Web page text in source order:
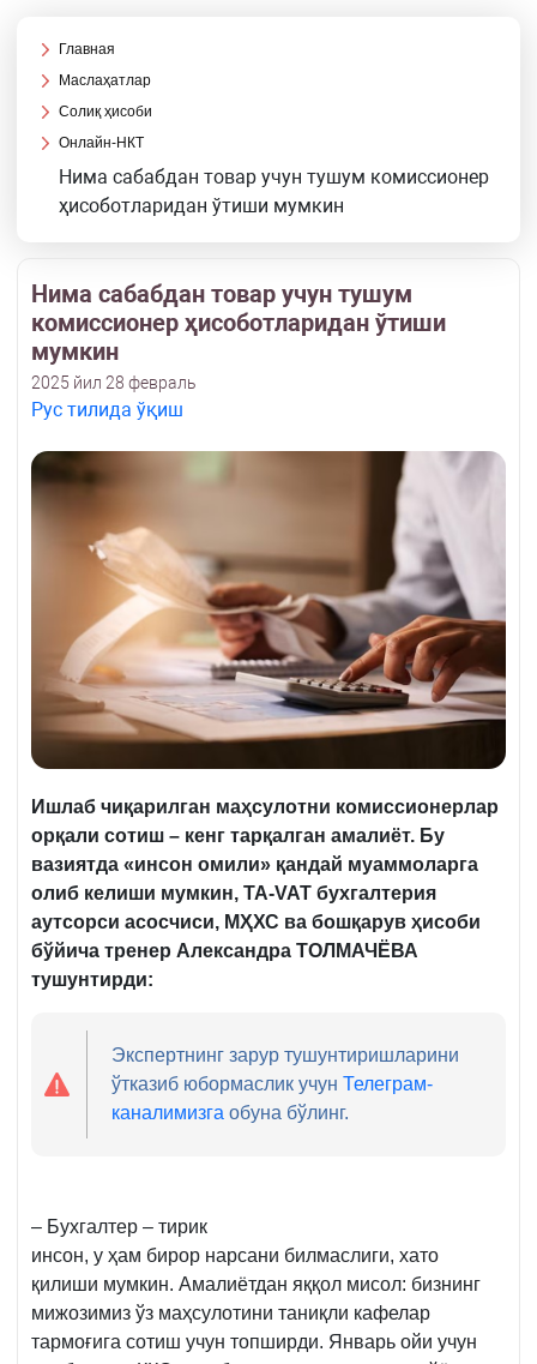
Главная
Маслаҳатлар
Солиқ ҳисоби
Онлайн-НКТ
Нима сабабдан товар учун тушум комиссионер
ҳисоботларидан ўтиши мумкин
Нима сабабдан товар учун тушум
комиссионер ҳисоботларидан ўтиши
мумкин
2025 йил 28 февраль
Рус тилида ўқиш
Ишлаб чиқарилган маҳсулотни комиссионерлар
орқали сотиш – кенг тарқалган амалиёт. Бу
вазиятда «инсон омили» қандай муаммоларга
олиб келиши мумкин, TA-VAT бухгалтерия
аутсорси асосчиси, МҲХС ва бошқарув ҳисоби
бўйича тренер Александра ТОЛМАЧ ЁВА
тушунтирди:
Экспертнинг зарур тушунтиришларини
ўтказиб юбормаслик учунТелеграм-
каналимизга обуна бўлинг.
– Бухгалтер – тирик
инсон, у ҳам бирор нарсани билмаслиги, хато
қилиши мумкин. Амалиётдан яққол мисол: бизнинг
мижозимиз ўз маҳсулотини таниқли кафелар
тармоғига сотиш учун топширди. Январь ойи учун